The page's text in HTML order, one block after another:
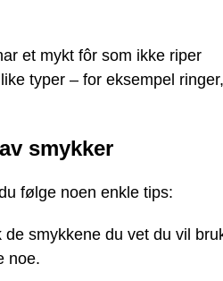
et mykt fôr som ikke riper
typer – for eksempel ringer,
smykker
følge noen enkle tips:
de smykkene du vet du vil
noe.